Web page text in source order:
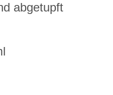
abgetupft